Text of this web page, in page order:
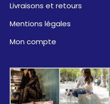
Livraisons et retours
Mentions légales
Mon compte